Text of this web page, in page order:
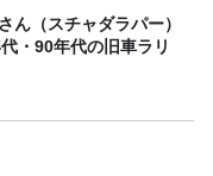
ん（スチャダラパー）
・90年代の旧車ラリ